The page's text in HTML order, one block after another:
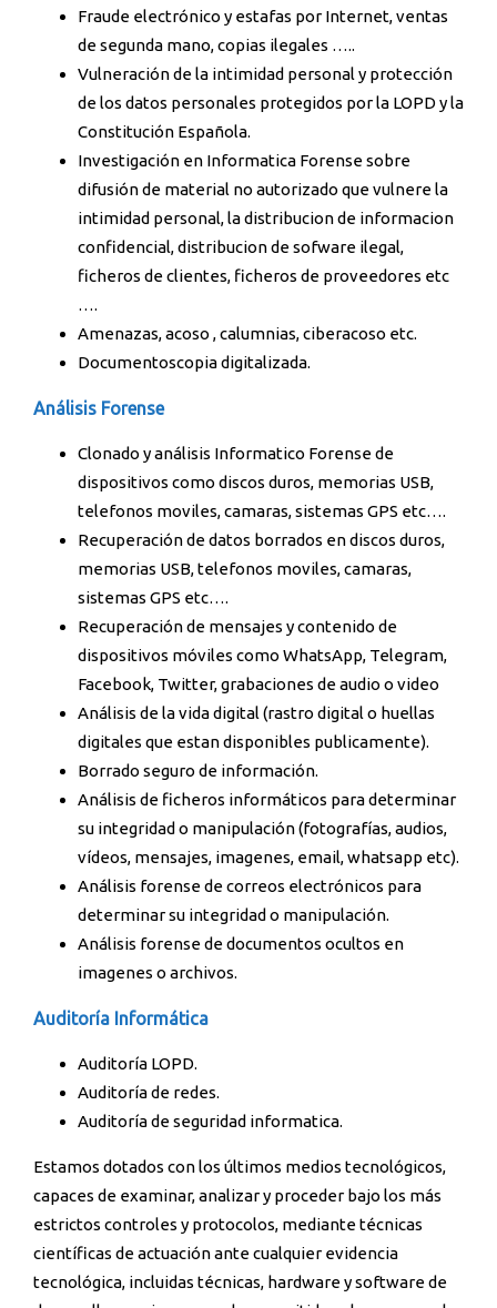
Fraude electrónico y estafas por Internet, ventas
de segunda mano, copias ilegales …..
Vulneración de la intimidad personal y protección
de los datos personales protegidos por la LOPD y la
Constitución Española.
Investigación en Informatica Forense sobre
difusión de material no autorizado que vulnere la
intimidad personal, la distribucion de informacion
confidencial, distribucion de sofware ilegal,
ficheros de clientes, ficheros de proveedores etc
….
Amenazas, acoso , calumnias, ciberacoso etc.
Documentoscopia digitalizada.
Análisis Forense
Clonado y análisis Informatico Forense de
dispositivos como discos duros, memorias USB,
telefonos moviles, camaras, sistemas GPS etc….
Recuperación de datos borrados en discos duros,
memorias USB, telefonos moviles, camaras,
sistemas GPS etc….
Recuperación de mensajes y contenido de
dispositivos móviles como WhatsApp, Telegram,
Facebook, Twitter, grabaciones de audio o video
Análisis de la vida digital (rastro digital o huellas
digitales que estan disponibles publicamente).
Borrado seguro de información.
Análisis de ficheros informáticos para determinar
su integridad o manipulación (fotografías, audios,
vídeos, mensajes, imagenes, email, whatsapp etc).
Análisis forense de correos electrónicos para
determinar su integridad o manipulación.
Análisis forense de documentos ocultos en
imagenes o archivos.
Auditoría Informática
Auditoría LOPD.
Auditoría de redes.
Auditoría de seguridad informatica.
Estamos dotados con los últimos medios tecnológicos,
capaces de examinar, analizar y proceder bajo los más
estrictos controles y protocolos, mediante técnicas
científicas de actuación ante cualquier evidencia
tecnológica, incluidas técnicas, hardware y software de